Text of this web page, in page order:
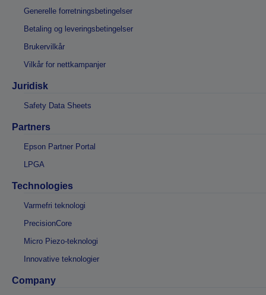
Generelle forretningsbetingelser
Betaling og leveringsbetingelser
Brukervilkår
Vilkår for nettkampanjer
Juridisk
Safety Data Sheets
Partners
Epson Partner Portal
LPGA
Technologies
Varmefri teknologi
PrecisionCore
Micro Piezo-teknologi
Innovative teknologier
Company